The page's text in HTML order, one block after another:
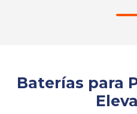
Baterías para